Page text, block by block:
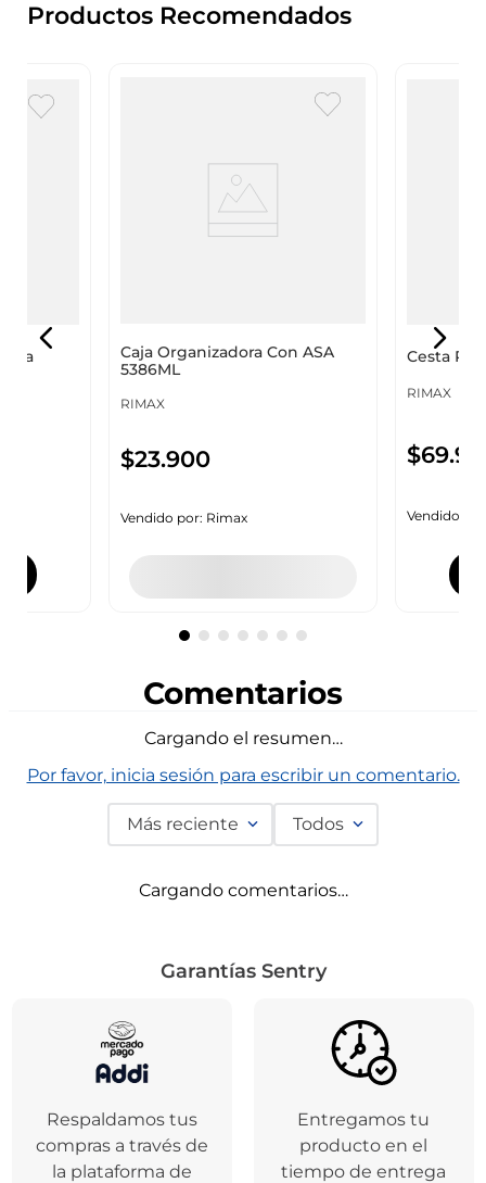
Productos Recomendados
Caja Organizadora Con ASA
5386ML
RIMAX
$23.900
Vendido por: Rimax
Cesta
RIMAX
$69.
Vendido
Comentarios
Cargando el resumen…
Por favor, inicia sesión para escribir un comentario.
Más reciente Todos
Cargando comentarios…
Garantías Sentry
Respaldamos tus
compras a través de
la plataforma de
Entregamos tu
producto en el
tiempo de entrega